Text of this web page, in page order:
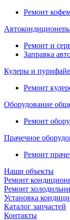
Ремонт
Ремонт и
Заправка
Кулеры и
Ремонт
Оборудование
Ремонт
Прачечное
Ремонт
Наши объекты
Ремонт
Ремонт
Установка
Каталог запчастей
Контакты